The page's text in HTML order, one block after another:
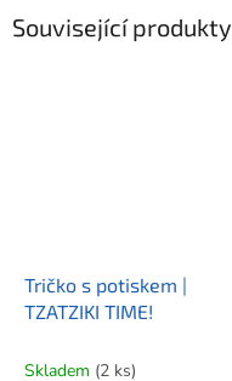
Související produkty
Tričko s potiskem |
TZATZIKI TIME!
Skladem (2 ks)